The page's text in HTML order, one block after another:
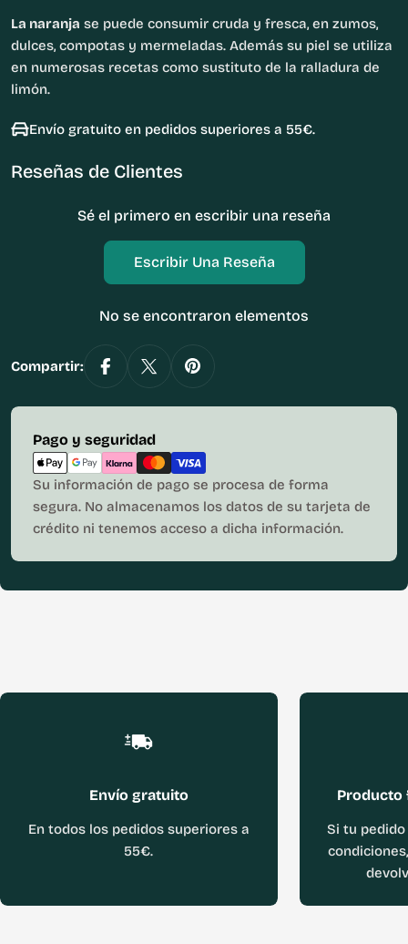
La naranja se puede consumir cruda y fresca, en zumos,
dulces, compotas y mermeladas. Además su piel se utiliza
en numerosas recetas como sustituto de la ralladura de
limón.
Envío gratuito en pedidos superiores a 55€.
Reseñas de Clientes
Sé el primero en escribir una reseña
Escribir Una Reseña
No se encontraron elementos
Compartir:
Pago y seguridad
Métodos
de
pago
Su información de pago se procesa de forma
segura. No almacenamos los datos de su tarjeta de
crédito ni tenemos acceso a dicha información.
Envío gratuito
En todos los pedidos superiores a
55€.
Producto
Si tu